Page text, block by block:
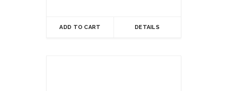
ADD TO CART DETAILS